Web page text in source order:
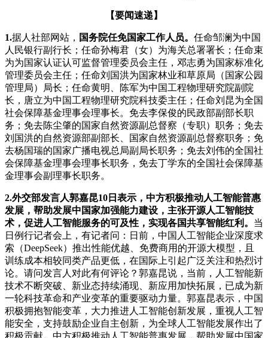
【要闻速递】
1.据人社部网站， 国务院任免国家工作人员。 任命邹澜为中国
人民银行副行长；任命孙梅君（女）为海关总署署长；任命束
为为国家认证认可监督管理委员会主任，邓志勇为国家标准化
管理委员会主任；任命刘国洪为国家林业和草原局（国家公园
管理局）局长；任命黄明、陈军为中国工程物理研究院副院
长，唐立为中国工程物理研究院科技委主任；任命刘昆为全国
社会保障基金理事会理事长。免去李保俊的民政部副部长职
务；免去陈尘肇的国家自然资源副总督察（专职）职务；免去
刘国洪的自然资源部副部长、国家自然资源副总督察职务；免
去杨国瑞的国家广播电视总局副局长职务；免去刘伟的全国社
会保障基金理事会理事长职务，免去丁学东的全国社会保障基
金理事会副理事长职务。
2.外交部发言人郭嘉昆10日表示，中方积极推动人工智能普惠
发展，帮助发展中国家加强能力建设，主张开源人工智能技
术，促进人工智能服务的可及性，实现各国共享智能红利。 当
日例行记者会上，有记者问：日前，中国人工智能企业深度求
索（DeepSeek）推出性能优越、免费商用的开源大模型，且
训练成本相较同类产品更低，在国际上引起广泛关注和热烈讨
论。请问发言人对此有何评论？郭嘉昆说，当前，人工智能新
技术不断突破、新业态持续涌现、新应用加快拓展，已成为新
一轮科技革命和产业变革的重要驱动力量。郭嘉昆表示，中国
积极拥抱智能变革，大力推进人工智能创新发展，重视人工智
能安全，支持鼓励企业自主创新，为全球人工智能发展作出了
积极贡献。中方积极推动人工智能普惠发展，帮助发展中国家